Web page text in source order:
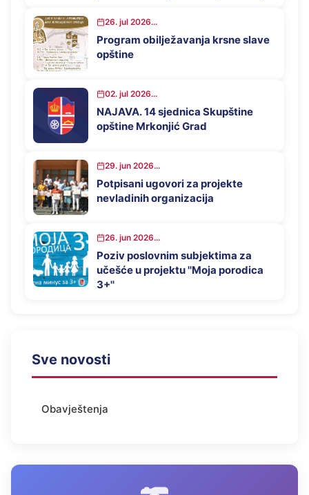
Mrkonjić Grad u 2026. godini
26. jul 2026...
Program obilježavanja krsne slave
opštine
02. jul 2026...
NAJAVA. 14 sjednica Skupštine
opštine Mrkonjić Grad
29. jun 2026...
Potpisani ugovori za projekte
nevladinih organizacija
26. jun 2026...
Poziv poslovnim subjektima za
učešće u projektu ''Moja porodica
3+''
Sve novosti
Obavještenja